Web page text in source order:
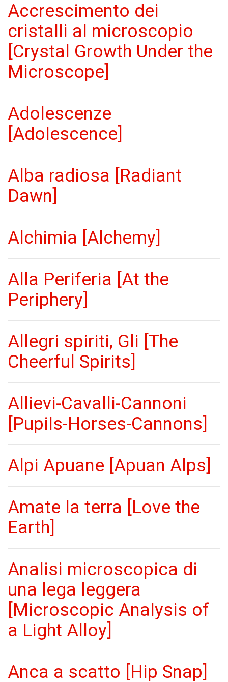
Accrescimento dei
cristalli al microscopio
[Crystal Growth Under the
Microscope]
Adolescenze
[Adolescence]
Alba radiosa [Radiant
Dawn]
Alchimia [Alchemy]
Alla Periferia [At the
Periphery]
Allegri spiriti, Gli [The
Cheerful Spirits]
Allievi-Cavalli-Cannoni
[Pupils-Horses-Cannons]
Alpi Apuane [Apuan Alps]
Amate la terra [Love the
Earth]
Analisi microscopica di
una lega leggera
[Microscopic Analysis of
a Light Alloy]
Anca a scatto [Hip Snap]